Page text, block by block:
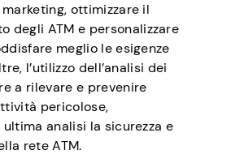
ottimizzare il
degli ATM e personalizzare
meglio le esigenze
l’utilizzo dell’analisi dei
a rilevare e prevenire
pericolose,
analisi la sicurezza e
rete ATM.